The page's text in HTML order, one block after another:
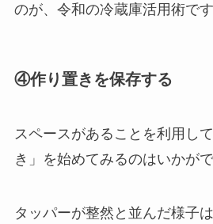
のが、令和の冷蔵庫活用術です
④作り置きを保存する
スペースがあることを利用し
き」を始めてみるのはいかがで
タッパーが整然と並んだ様子